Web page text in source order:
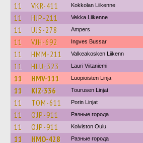
11 VKR-411 Kokkolan Liikenne
11 HJP-211 Vekka Liikenne
11 UJS-278 Ampers
11 VJH-692 Ingves Bussar
11 HMM-211 Valkeakosken Liikenn
11 HLU-323 Lauri Viitaniemi
11 HMV-111 Luopioisten Linja
11 KIZ-336 Tourusen Linjat
11 TOM-611 Porin Linjat
11 OJP-911 Разные города
11 OJP-911 Koiviston Oulu
11 HMO-428 Разные города